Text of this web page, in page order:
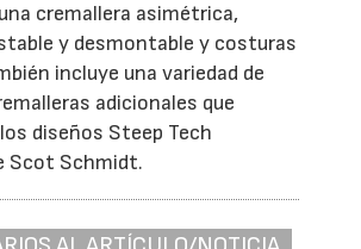
cremallera asimétrica,
y desmontable y costuras
incluye una variedad de
adicionales que
diseños Steep Tech
Scot Schmidt.